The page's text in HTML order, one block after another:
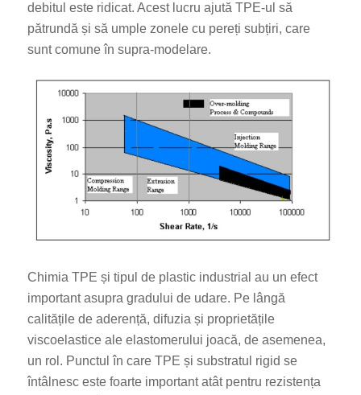
debitul este ridicat. Acest lucru ajută TPE-ul să
pătrundă și să umple zonele cu pereți subțiri, care
sunt comune în supra-modelare.
Chimia TPE și tipul de plastic industrial au un efect
important asupra gradului de udare. Pe lângă
calitățile de aderență, difuzia și proprietățile
viscoelastice ale elastomerului joacă, de asemenea,
un rol. Punctul în care TPE și substratul rigid se
întâlnesc este foarte important atât pentru rezistența